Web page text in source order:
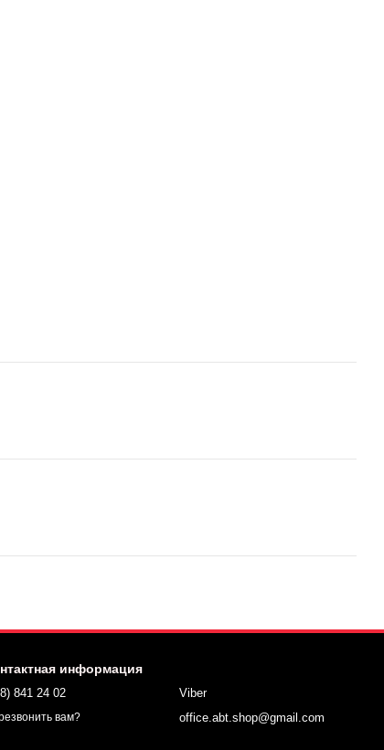
информация
841 24 02
вам?
Viber
office.abt.shop@gmail.com